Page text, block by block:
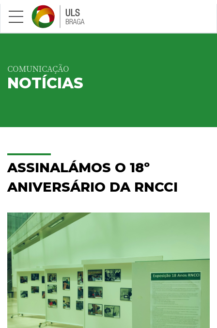
Saltar para conteúdo principal
COMUNICAÇÃO
NOTÍCIAS
ASSINALÁMOS O 18º
ANIVERSÁRIO DA RNCCI